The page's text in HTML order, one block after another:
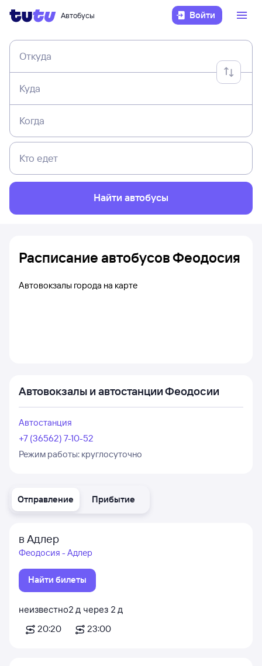
Автобусы Войти
Откуда
Куда
Когда
Кто едет
Найти автобусы
Отправление Прибытие
в Адлер
Феодосия - Адлер
Найти билеты
неизвестно
20:20
2 д через 2 д
23:00
Расписание автобусов Феодосия
Автовокзалы города на карте
Автовокзалы и автостанции Феодосии
Автостанция
+7 (36562) 7-10-52
Режим работы: круглосуточно